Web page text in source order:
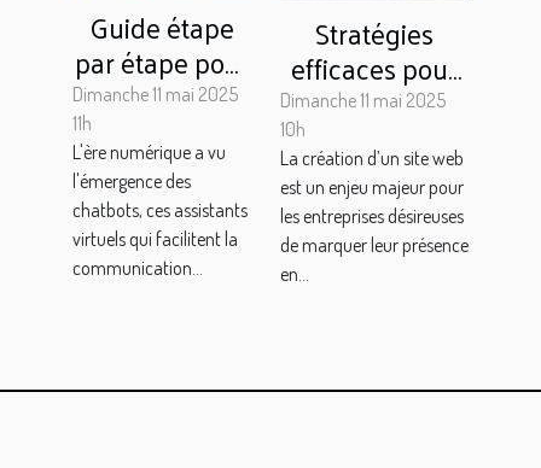
Guide étape
par étape pour
créer un
chatbot sur
différentes
plateformes
Dimanche 11 mai 2025
11h
L'ère numérique a vu
l'émergence des
chatbots, ces assistants
virtuels qui facilitent la
communication...
Stratégies
efficaces pour
choisir une
agence de
développement
web
Dimanche 11 mai 2025
10h
La création d’un site web
est un enjeu majeur pour
les entreprises désireuses
de marquer leur présence
en...